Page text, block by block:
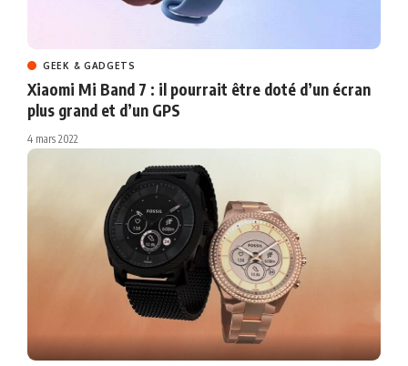
GEEK & GADGETS
Xiaomi Mi Band 7 : il pourrait être doté d’un écran
plus grand et d’un GPS
4 mars 2022